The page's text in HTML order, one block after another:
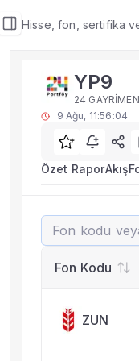
Hisse, fon, sertifika
Rakip Analizi
YP9 benzer
YP9 fonu rakip
TEFAS YP9 fonu
Fon verileri hangi
YP9 fonunu diğer
Evet. Fon detay
Fon Detay— İlgili
Fon Portföyü
YP9
24
9 Ağu, 11:56:04
Özet RaporAkış
YP9
Fon Kodu
ZUN